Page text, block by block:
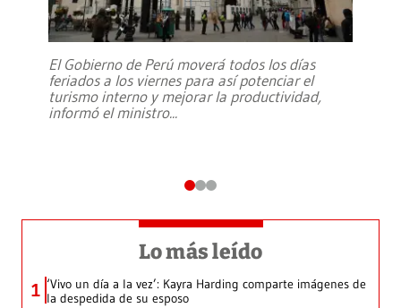
El Gobierno de Perú moverá todos los días
feriados a los viernes para así potenciar el
turismo interno y mejorar la productividad,
informó el ministro...
Lo más leído
1 ‘Vivo un día a la vez’: Kayra Harding comparte imágenes de
la despedida de su esposo